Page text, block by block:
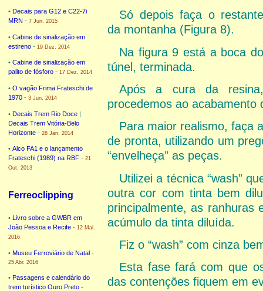
• Decais para G12 e C22-7i
MRN - 7 Jun. 2015
• Cabine de sinalização em
estireno - 19 Dez. 2014
• Cabine de sinalização em
palito de fósforo - 17 Dez. 2014
• O vagão Frima Frateschi de
1970 - 3 Jun. 2014
• Decais Trem Rio Doce |
Decais Trem Vitória-Belo
Horizonte - 28 Jan. 2014
• Alco FA1 e o lançamento
Frateschi (1989) na RBF - 21
Out. 2013
Ferreoclipping
• Livro sobre a GWBR em
João Pessoa e Recife - 12 Mai.
2016
• Museu Ferroviário de Natal -
25 Abr. 2016
• Passagens e calendário do
trem turístico Ouro Preto -
Só depois faça o restante
da montanha (Figura 8).
Na figura 9 está a boca do
túnel, terminada.
Após a cura da resina,
procedemos ao acabamento
Para maior realismo, faça
de pronta, utilizando um
“envelheça” as peças.
Utilizei a técnica “wash”
outra cor com tinta bem
principalmente, as ranhuras
acúmulo da tinta diluída.
Fiz o “wash” com cinza
Esta fase fará com que
das contenções fiquem em